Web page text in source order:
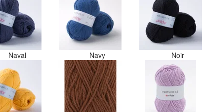
Naval Navy Noir